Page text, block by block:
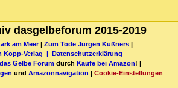
dasgelbeforum 2015-2019
am Meer| Zum Tode Jürgen Küßners
Kopp-Verlag |
Datenschutzerklärung
Gelbe Forum durch Käufe bei Amazon! |
und Amazonnavigation Cookie-Einstellungen